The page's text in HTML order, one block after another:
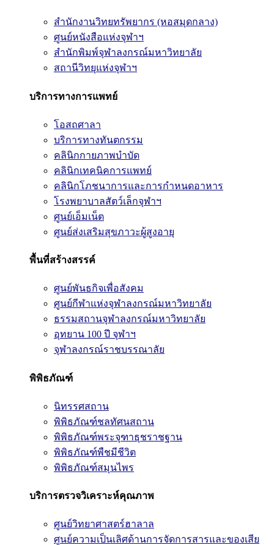
สำนักงานวิทยทรัพยากร (หอสมุดกลาง)
ศูนย์หนังสือแห่งจุฬาฯ
สำนักพิมพ์จุฬาลงกรณ์มหาวิทยาลัย
สถานีวิทยุแห่งจุฬาฯ
บริการทางการแพทย์
โอสถศาลา
บริการทางทันตกรรม
คลินิกกายภาพบำบัด
คลินิกเทคนิคการแพทย์
คลินิกโภชนาการและการกำหนดอาหาร
โรงพยาบาลสัตว์เล็กจุฬาฯ
ศูนย์เอ็มเน็ต
ศูนย์ส่งเสริมสุขภาวะผู้สูงอายุ
พื้นที่สร้างสรรค์
ศูนย์พันธกิจเพื่อสังคม
ศูนย์กีฬาแห่งจุฬาลงกรณ์มหาวิทยาลัย
ธรรมสถานจุฬาลงกรณ์มหาวิทยาลัย
อุทยาน 100 ปี จุฬาฯ
จุฬาลงกรณ์ราชบรรณาลัย
พิพิธภัณฑ์
นิทรรศสถาน
พิพิธภัณฑ์ชลทัศนสถาน
พิพิธภัณฑ์พระจุฑาธุชราชฐาน
พิพิธภัณฑ์พืชมีชีวิต
พิพิธภัณฑ์สมุนไพร
บริการตรวจวิเคราะห์คุณภาพ
ศูนย์วิทยาศาสตร์ฮาลาล
ศูนย์ความเป็นเลิศด้านการจัดการสารและของเสีย